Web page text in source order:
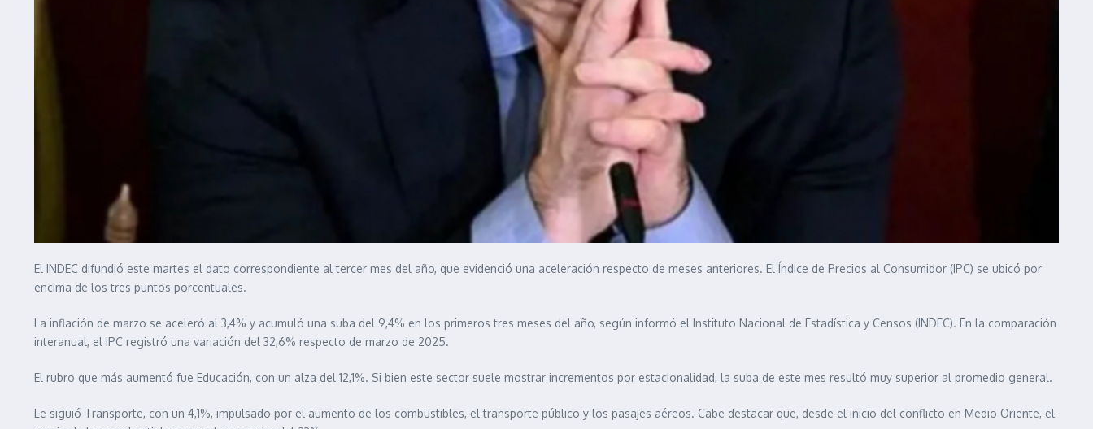
El INDEC difundió este martes el dato correspondiente al tercer mes del año, que evidenció una aceleración respecto de meses anteriores. El Índice de Precios al Consumidor (IPC) se ubicó por
encima de los tres puntos porcentuales.
La inflación de marzo se aceleró al 3,4% y acumuló una suba del 9,4% en los primeros tres meses del año, según informó el Instituto Nacional de Estadística y Censos (INDEC). En la comparación
interanual, el IPC registró una variación del 32,6% respecto de marzo de 2025.
El rubro que más aumentó fue Educación, con un alza del 12,1%. Si bien este sector suele mostrar incrementos por estacionalidad, la suba de este mes resultó muy superior al promedio general.
Le siguió Transporte, con un 4,1%, impulsado por el aumento de los combustibles, el transporte público y los pasajes aéreos. Cabe destacar que, desde el inicio del conflicto en Medio Oriente, el